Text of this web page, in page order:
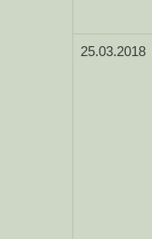
25.03.2018